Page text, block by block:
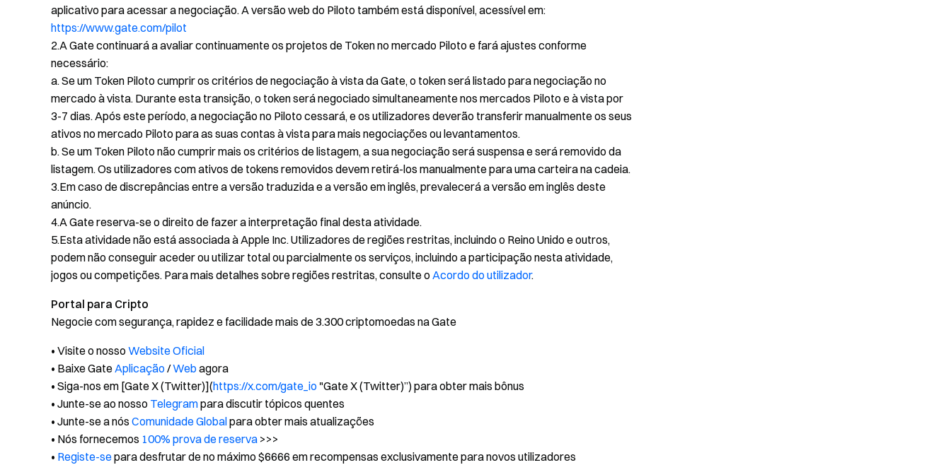
aplicativo para acessar a negociação. A versão web do Piloto também está disponível, acessível em:
https://www.gate.com/pilot
2.A Gate continuará a avaliar continuamente os projetos de Token no mercado Piloto e fará ajustes conforme
necessário:
a. Se um Token Piloto cumprir os critérios de negociação à vista da Gate, o token será listado para negociação no
mercado à vista. Durante esta transição, o token será negociado simultaneamente nos mercados Piloto e à vista por
3-7 dias. Após este período, a negociação no Piloto cessará, e os utilizadores deverão transferir manualmente os seus
ativos no mercado Piloto para as suas contas à vista para mais negociações ou levantamentos.
b. Se um Token Piloto não cumprir mais os critérios de listagem, a sua negociação será suspensa e será removido da
listagem. Os utilizadores com ativos de tokens removidos devem retirá-los manualmente para uma carteira na cadeia.
3.Em caso de discrepâncias entre a versão traduzida e a versão em inglês, prevalecerá a versão em inglês deste
anúncio.
4.A Gate reserva-se o direito de fazer a interpretação final desta atividade.
5.Esta atividade não está associada à Apple Inc. Utilizadores de regiões restritas, incluindo o Reino Unido e outros,
podem não conseguir aceder ou utilizar total ou parcialmente os serviços, incluindo a participação nesta atividade,
jogos ou competições. Para mais detalhes sobre regiões restritas, consulte o Acordo do utilizador.
Portal para Cripto
Negocie com segurança, rapidez e facilidade mais de 3.300 criptomoedas na Gate
• Visite o nosso Website Oficial
• Baixe GateAplicação /Web agora
• Siga-nos em [Gate X (Twitter)](https://x.com/gate_io "Gate X (Twitter)”) para obter mais bônus
• Junte-se ao nosso Telegrampara discutir tópicos quentes
• Junte-se a nós Comunidade Globalpara obter mais atualizações
• Nós fornecemos 100% prova de reserva >>>
• Registe-separa desfrutar de no máximo $6666 em recompensas exclusivamente para novos utilizadores